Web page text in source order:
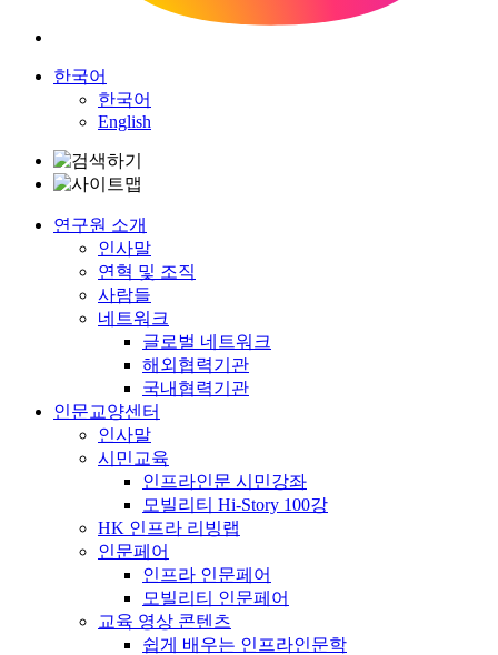
한국어
한국어
English
연구원 소개
인사말
연혁 및 조직
사람들
네트워크
글로벌 네트워크
해외협력기관
국내협력기관
인문교양센터
인사말
시민교육
인프라인문 시민강좌
모빌리티 Hi-Story 100강
HK 인프라 리빙랩
인문페어
인프라 인문페어
모빌리티 인문페어
교육 영상 콘텐츠
쉽게 배우는 인프라인문학